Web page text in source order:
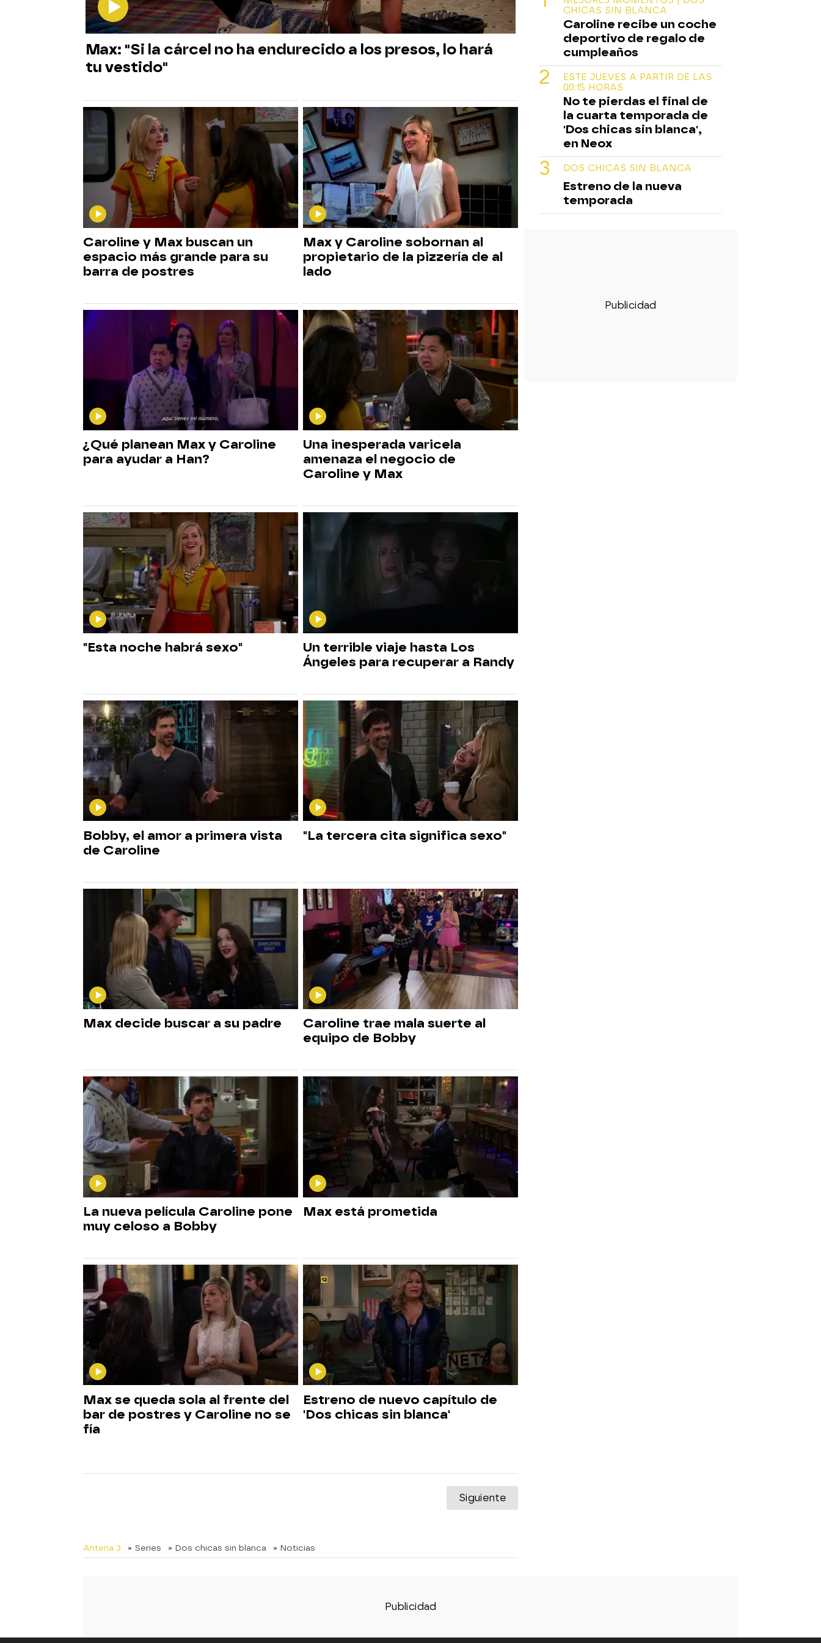
Max: "Si la cárcel no ha endurecido a los presos, lo hará
tu vestido"
Caroline y Max buscan un
espacio más grande para su
barra de postres
Max y Caroline sobornan al
propietario de la pizzería de al
lado
¿Qué planean Max y Caroline
para ayudar a Han?
Una inesperada varicela
amenaza el negocio de
Caroline y Max
"Esta noche habrá sexo"
Un terrible viaje hasta Los
Ángeles para recuperar a Randy
Bobby, el amor a primera vista
de Caroline
"La tercera cita significa sexo"
Max decide buscar a su padre
Caroline trae mala suerte al
equipo de Bobby
La nueva película Caroline pone
muy celoso a Bobby
Max está prometida
Max se queda sola al frente del
bar de postres y Caroline no se
fía
Estreno de nuevo capítulo de
'Dos chicas sin blanca'
Siguiente
Antena 3 » Series » Dos chicas sin blanca » Noticias
CHICAS SIN BLANCA
Caroline recibe un coche
deportivo de regalo de
cumpleaños
ESTE JUEVES A PARTIR DE LAS
00:15 HORAS
No te pierdas el final de
la cuarta temporada de
'Dos chicas sin blanca',
en Neox
DOS CHICAS SIN BLANCA
Estreno de la nueva
temporada